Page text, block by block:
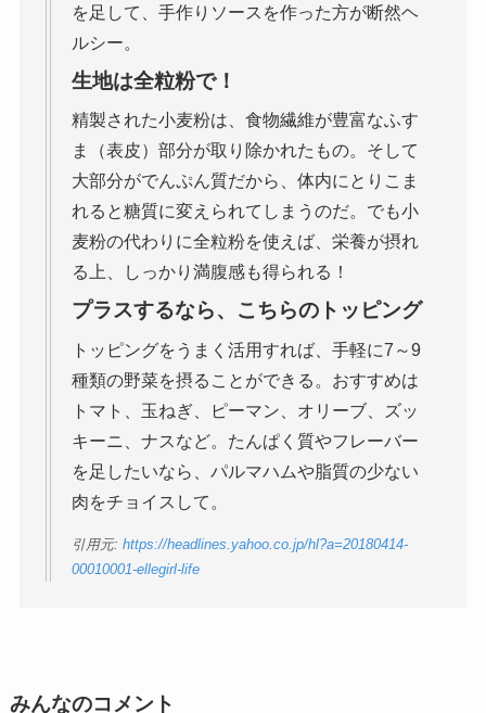
を足して、手作りソースを作った方が断然ヘ
ルシー。
生地は全粒粉で！
精製された小麦粉は、食物繊維が豊富なふす
ま（表皮）部分が取り除かれたもの。そして
大部分がでんぷん質だから、体内にとりこま
れると糖質に変えられてしまうのだ。でも小
麦粉の代わりに全粒粉を使えば、栄養が摂れ
る上、しっかり満腹感も得られる！
プラスするなら、こちらのトッピング
トッピングをうまく活用すれば、手軽に7～9
種類の野菜を摂ることができる。おすすめは
トマト、玉ねぎ、ピーマン、オリーブ、ズッ
キーニ、ナスなど。たんぱく質やフレーバー
を足したいなら、パルマハムや脂質の少ない
肉をチョイスして。
引用元: https://headlines.yahoo.co.jp/hl?a=20180414-
00010001-ellegirl-life
みんなのコメント